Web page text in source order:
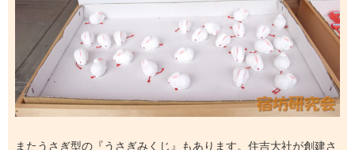
またうさぎ型の『うさぎみくじ』もあります。住吉大社が創建さ